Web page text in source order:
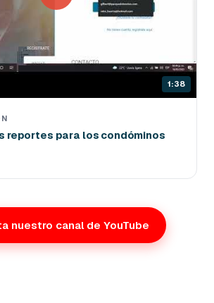
1:38
reportes para los condóminos
nuestro canal de YouTube